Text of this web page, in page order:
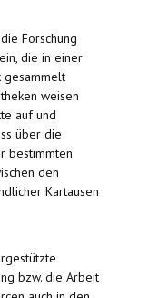
Forschung
die in einer
gesammelt
weisen
auf und
über die
bestimmten
den
Kartausen
bzw. die Arbeit